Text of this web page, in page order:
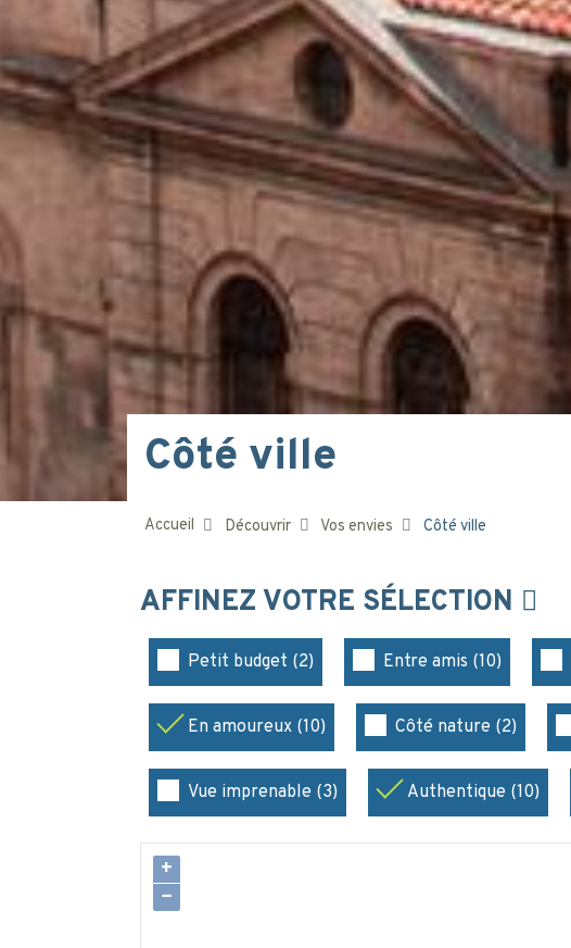
Côté ville
Accueil Découvrir Vos envies Côté ville
AFFINEZ VOTRE SÉLECTION
Petit budget (2) Entre amis (10)
En amoureux (10) Côté nature (2)
Vue imprenable (3) Authentique (10)
+
−